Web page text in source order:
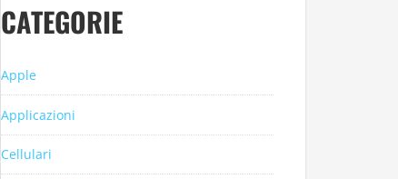
CATEGORIE
Apple
Applicazioni
Cellulari